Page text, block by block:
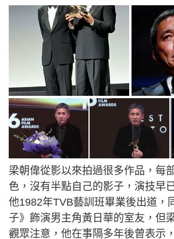
梁朝偉從影以來拍過很多作品，每
色，沒有半點自己的影子，演技早
他1982年TVB藝訓班畢業後出道，
子》飾演男主角黃日華的室友，但
觀眾注意，他在事隔多年後曾表示